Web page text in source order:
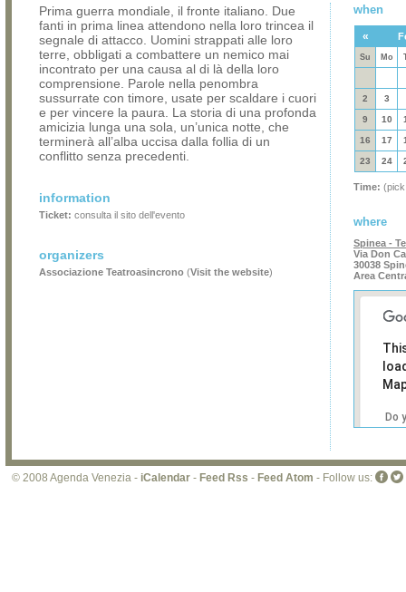
Prima guerra mondiale, il fronte italiano. Due
fanti in prima linea attendono nella loro trincea il
segnale di attacco. Uomini strappati alle loro
terre, obbligati a combattere un nemico mai
incontrato per una causa al di là della loro
comprensione. Parole nella penombra
sussurrate con timore, usate per scaldare i cuori
e per vincere la paura. La storia di una profonda
amicizia lunga una sola, un’unica notte, che
terminerà all’alba uccisa dalla follia di un
conflitto senza precedenti.
information
Ticket: consulta il sito dell'evento
organizers
Associazione Teatroasincrono (Visit the website)
when
«
Su Mo
2 3
9 10
16 17
23 24
Time:
where
Spinea -
Via Don
30038
Area
Do
© 2008 Agenda Venezia - iCalendar - Feed Rss - Feed Atom - Follow us: